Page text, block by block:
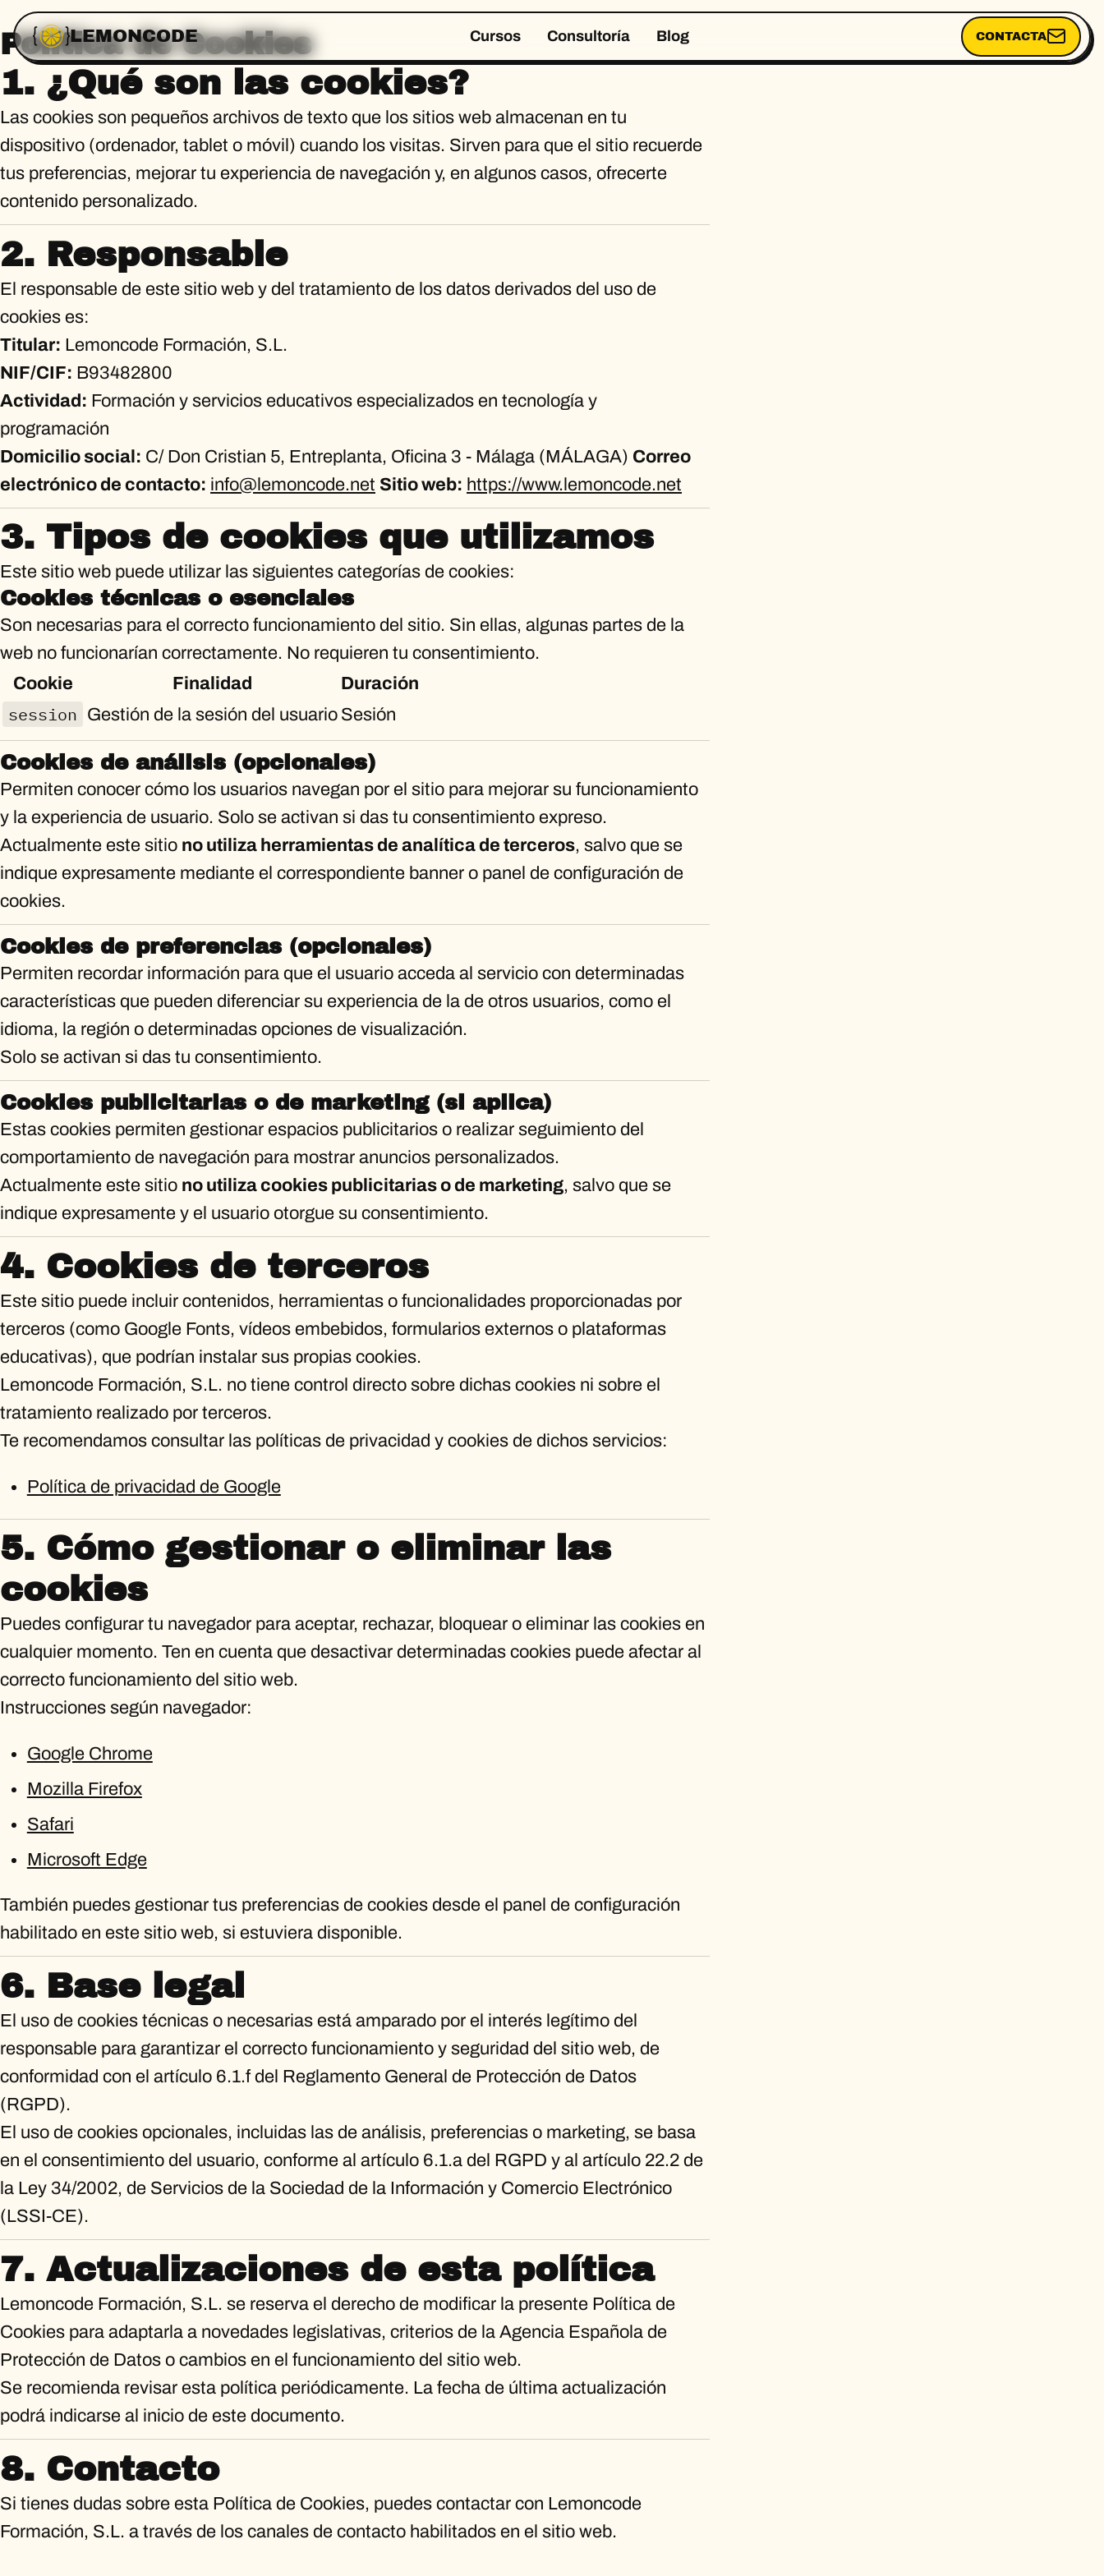
LEMONCODE Cursos Consultoría Blog CONTACTA
Política de Cookies
1. ¿Qué son las cookies?
Las cookies son pequeños archivos de texto que los sitios web almacenan en tu
dispositivo (ordenador, tablet o móvil) cuando los visitas. Sirven para que el sitio recuerde
tus preferencias, mejorar tu experiencia de navegación y, en algunos casos, ofrecerte
contenido personalizado.
2. Responsable
El responsable de este sitio web y del tratamiento de los datos derivados del uso de
cookies es:
Titular: Lemoncode Formación, S.L.
NIF/CIF: B93482800
Actividad: Formación y servicios educativos especializados en tecnología y
programación
Domicilio social: C/ Don Cristian 5, Entreplanta, Oficina 3 - Málaga (MÁLAGA) Correo
electrónico de contacto: info@lemoncode.net Sitio web: https://www.lemoncode.net
3. Tipos de cookies que utilizamos
Este sitio web puede utilizar las siguientes categorías de cookies:
Cookies técnicas o esenciales
Son necesarias para el correcto funcionamiento del sitio. Sin ellas, algunas partes de la
web no funcionarían correctamente. No requieren tu consentimiento.
Cookie
Finalidad Duración
session Gestión de la sesión del usuario Sesión
Cookies de análisis (opcionales)
Permiten conocer cómo los usuarios navegan por el sitio para mejorar su funcionamiento
y la experiencia de usuario. Solo se activan si das tu consentimiento expreso.
Actualmente este sitio no utiliza herramientas de analítica de terceros, salvo que se
indique expresamente mediante el correspondiente banner o panel de configuración de
cookies.
Cookies de preferencias (opcionales)
Permiten recordar información para que el usuario acceda al servicio con determinadas
características que pueden diferenciar su experiencia de la de otros usuarios, como el
idioma, la región o determinadas opciones de visualización.
Solo se activan si das tu consentimiento.
Cookies publicitarias o de marketing (si aplica)
Estas cookies permiten gestionar espacios publicitarios o realizar seguimiento del
comportamiento de navegación para mostrar anuncios personalizados.
Actualmente este sitio no utiliza cookies publicitarias o de marketing, salvo que se
indique expresamente y el usuario otorgue su consentimiento.
4. Cookies de terceros
Este sitio puede incluir contenidos, herramientas o funcionalidades proporcionadas por
terceros (como Google Fonts, vídeos embebidos, formularios externos o plataformas
educativas), que podrían instalar sus propias cookies.
Lemoncode Formación, S.L. no tiene control directo sobre dichas cookies ni sobre el
tratamiento realizado por terceros.
Te recomendamos consultar las políticas de privacidad y cookies de dichos servicios:
Política de privacidad de Google
5. Cómo gestionar o eliminar las
cookies
Puedes configurar tu navegador para aceptar, rechazar, bloquear o eliminar las cookies en
cualquier momento. Ten en cuenta que desactivar determinadas cookies puede afectar al
correcto funcionamiento del sitio web.
Instrucciones según navegador:
Google Chrome
Mozilla Firefox
Safari
Microsoft Edge
También puedes gestionar tus preferencias de cookies desde el panel de configuración
habilitado en este sitio web, si estuviera disponible.
6. Base legal
El uso de cookies técnicas o necesarias está amparado por el interés legítimo del
responsable para garantizar el correcto funcionamiento y seguridad del sitio web, de
conformidad con el artículo 6.1.f del Reglamento General de Protección de Datos
(RGPD).
El uso de cookies opcionales, incluidas las de análisis, preferencias o marketing, se basa
en el consentimiento del usuario, conforme al artículo 6.1.a del RGPD y al artículo 22.2 de
la Ley 34/2002, de Servicios de la Sociedad de la Información y Comercio Electrónico
(LSSI-CE).
7. Actualizaciones de esta política
Lemoncode Formación, S.L. se reserva el derecho de modificar la presente Política de
Cookies para adaptarla a novedades legislativas, criterios de la Agencia Española de
Protección de Datos o cambios en el funcionamiento del sitio web.
Se recomienda revisar esta política periódicamente. La fecha de última actualización
podrá indicarse al inicio de este documento.
8. Contacto
Si tienes dudas sobre esta Política de Cookies, puedes contactar con Lemoncode
Formación, S.L. a través de los canales de contacto habilitados en el sitio web.